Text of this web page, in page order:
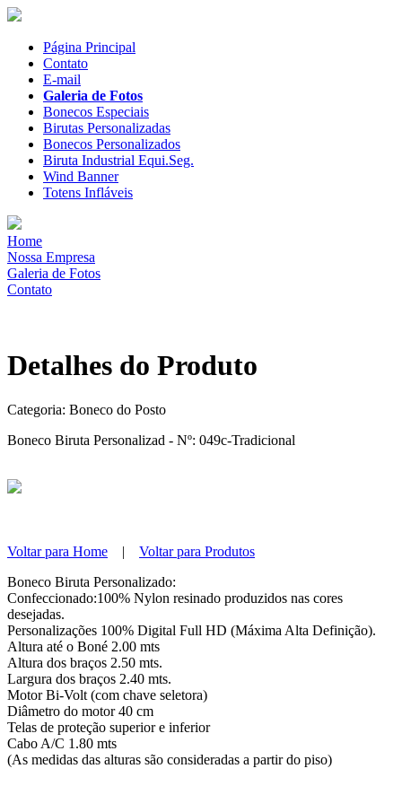
Página Principal
Contato
E-mail
Galeria de Fotos
Bonecos Especiais
Birutas Personalizadas
Bonecos Personalizados
Biruta Industrial Equi.Seg.
Wind Banner
Totens Infláveis
Home
Nossa Empresa
Galeria de Fotos
Contato
Detalhes do Produto
Categoria: Boneco do Posto
Boneco Biruta Personalizad - Nº: 049c-Tradicional
Voltar para Home | Voltar para Produtos
Boneco Biruta Personalizado:
Confeccionado:100% Nylon resinado produzidos nas cores
desejadas.
Personalizações 100% Digital Full HD (Máxima Alta Definição).
Altura até o Boné 2.00 mts
Altura dos braços 2.50 mts.
Largura dos braços 2.40 mts.
Motor Bi-Volt (com chave seletora)
Diâmetro do motor 40 cm
Telas de proteção superior e inferior
Cabo A/C 1.80 mts
(As medidas das alturas são consideradas a partir do piso)